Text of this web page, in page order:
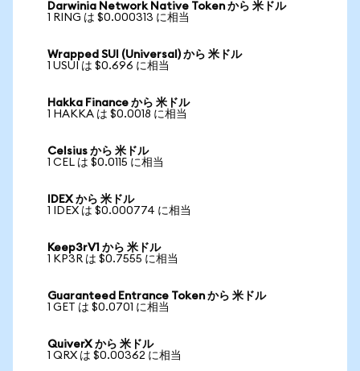
Darwinia Network Native Token から 米ドル
1 RING は $0.000313 に相当
Wrapped SUI (Universal) から 米ドル
1 USUI は $0.696 に相当
Hakka Finance から 米ドル
1 HAKKA は $0.0018 に相当
Celsius から 米ドル
1 CEL は $0.0115 に相当
IDEX から 米ドル
1 IDEX は $0.000774 に相当
Keep3rV1 から 米ドル
1 KP3R は $0.7555 に相当
Guaranteed Entrance Token から 米ドル
1 GET は $0.0701 に相当
QuiverX から 米ドル
1 QRX は $0.00362 に相当